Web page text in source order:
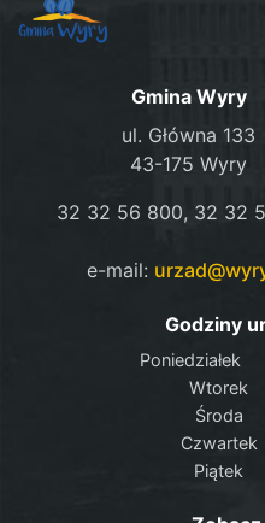
Gmina Wyry
ul. Główna 133
43-175 Wyry
32 32 56 800, 32 32
e-mail:
Godziny
Poniedziałek
Wtorek
Środa
Czwartek
Piątek